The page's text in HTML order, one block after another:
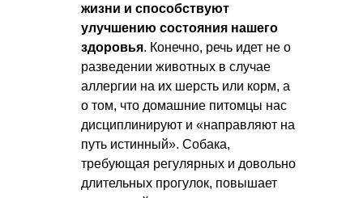
жизни и способствуют
улучшению состояния нашего
здоровья. Конечно, речь идет не о
разведении животных в случае
аллергии на их шерсть или корм, а
о том, что домашние питомцы нас
дисциплинируют и «направляют на
путь истинный». Собака,
требующая регулярных и довольно
длительных прогулок, повышает